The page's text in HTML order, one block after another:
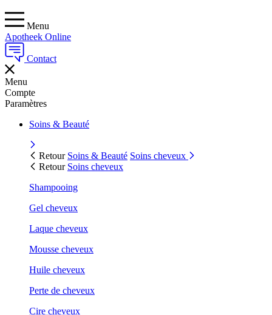
Menu
Apotheek Online
Contact
Menu
Compte
Paramètres
Soins & Beauté
Retour Soins & Beauté Soins cheveux
Retour Soins cheveux
Shampooing
Gel cheveux
Laque cheveux
Mousse cheveux
Huile cheveux
Perte de cheveux
Cire cheveux